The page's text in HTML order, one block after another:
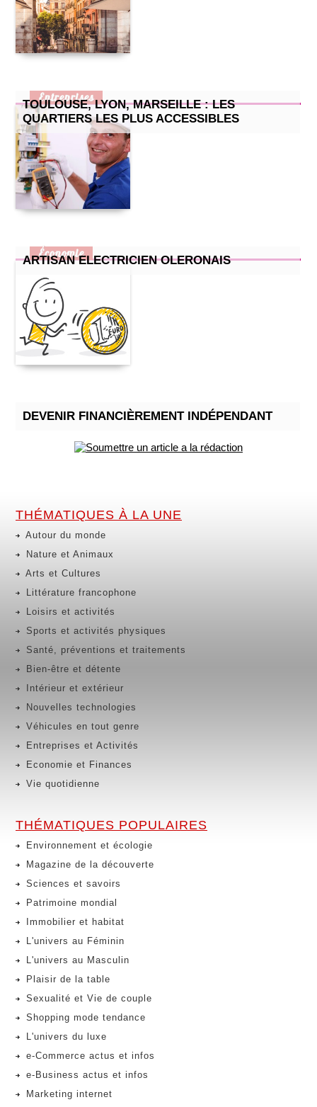
TOULOUSE, LYON, MARSEILLE : LES
QUARTIERS LES PLUS ACCESSIBLES
Entreprises
ARTISAN ELECTRICIEN OLERONAIS
Économie
DEVENIR FINANCIÈREMENT INDÉPENDANT
THÉMATIQUES À LA UNE
Autour du monde
Nature et Animaux
Arts et Cultures
Littérature francophone
Loisirs et activités
Sports et activités physiques
Santé, préventions et traitements
Bien-être et détente
Intérieur et extérieur
Nouvelles technologies
Véhicules en tout genre
Entreprises et Activités
Economie et Finances
Vie quotidienne
THÉMATIQUES POPULAIRES
Environnement et écologie
Magazine de la découverte
Sciences et savoirs
Patrimoine mondial
Immobilier et habitat
L'univers au Féminin
L'univers au Masculin
Plaisir de la table
Sexualité et Vie de couple
Shopping mode tendance
L'univers du luxe
e-Commerce actus et infos
e-Business actus et infos
Marketing internet